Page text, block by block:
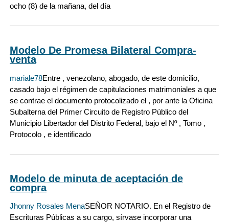
ocho (8) de la mañana, del día
Modelo De Promesa Bilateral Compra-
venta
mariale78Entre , venezolano, abogado, de este domicilio,
casado bajo el régimen de capitulaciones matrimoniales a que
se contrae el documento protocolizado el , por ante la Oficina
Subalterna del Primer Circuito de Registro Público del
Municipio Libertador del Distrito Federal, bajo el Nº , Tomo ,
Protocolo , e identificado
Modelo de minuta de aceptación de
compra
Jhonny Rosales MenaSEÑOR NOTARIO. En el Registro de
Escrituras Públicas a su cargo, sírvase incorporar una